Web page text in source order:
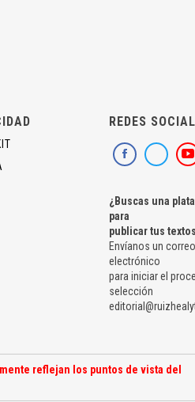
REDES
¿Buscas una
para
publicar tus
Envíanos un correo
electrónico
para iniciar el
selección
reflejan los puntos de vista del